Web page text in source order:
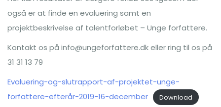
også er at finde en evaluering samt en
projektbeskrivelse af talentforløbet – Unge forfattere.
Kontakt os på info@ungeforfattere.dk eller ring til os på
31 31 13 79
Evaluering-og-slutrapport-af-projektet-unge-
forfattere-efterår-2019-16-december
Download